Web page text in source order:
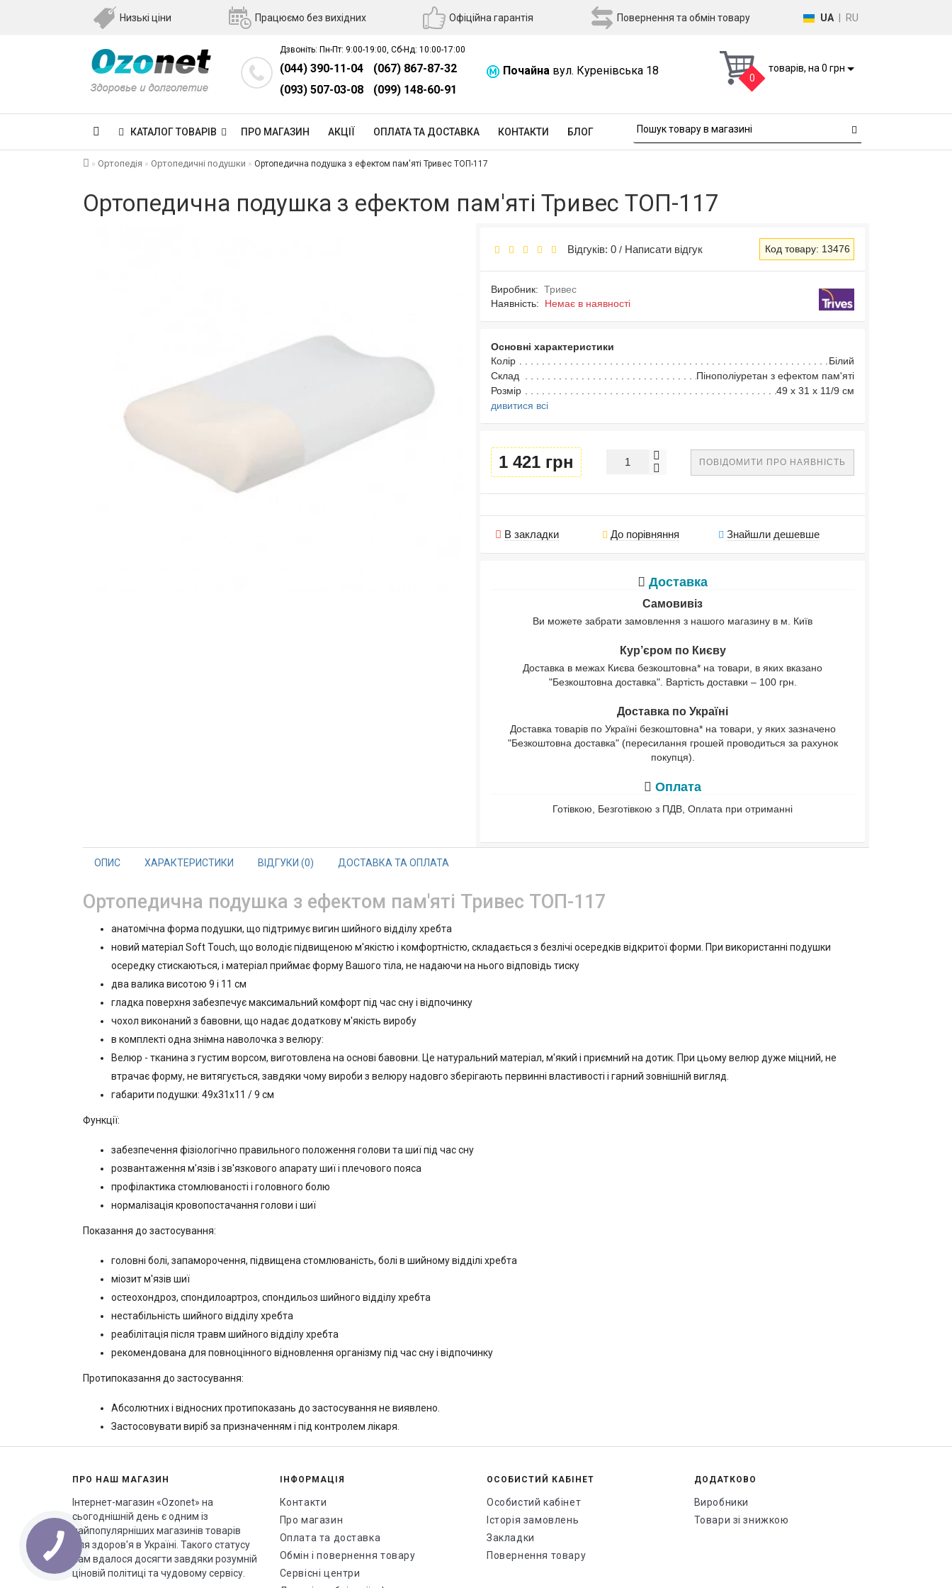
Низькі ціни Працюємо без вихідних Офіційна гарантія Повернення та обмін товару UA RU
Дзвоніть: Пн-Пт: 9:00-19:00, Сб-Нд: 10:00-17:00
(044) 390-11-04
(067) 867-87-32
(093) 507-03-08
(099) 148-60-91
Почайна вул. Куренівська 18
0
товарів, на 0 грн
КАТАЛОГ ТОВАРІВ ПРО МАГАЗИН АКЦІЇ ОПЛАТА ТА ДОСТАВКА КОНТАКТИ БЛОГ
Ортопедія Ортопедичні подушки Ортопедична подушка з ефектом пам'яті Тривес ТОП-117
Ортопедична подушка з ефектом пам'яті Тривес ТОП-117
Відгуків: 0 / Написати відгук Код товару: 13476
Виробник: Тривес
Наявність: Немає в наявності
Основні характеристики
Колір
Білий
Склад
Пінополіуретан з ефектом пам'яті
Розмір
49 х 31 х 11/9 см
дивитися всі
1 421 грн ПОВІДОМИТИ ПРО НАЯВНІСТЬ
В закладки До порівняння Знайшли дешевше
Доставка
Самовивіз
Ви можете забрати замовлення з нашого магазину в м. Київ
Кур’єром по Києву
Доставка в межах Києва безкоштовна* на товари, в яких вказано
"Безкоштовна доставка". Вартість доставки – 100 грн.
Доставка по Україні
Доставка товарів по Україні безкоштовна* на товари, у яких зазначено
"Безкоштовна доставка" (пересилання грошей проводиться за рахунок
покупця).
Оплата
Готівкою, Безготівкою з ПДВ, Оплата при отриманні
ОПИС ХАРАКТЕРИСТИКИ ВІДГУКИ (0) ДОСТАВКА ТА ОПЛАТА
Ортопедична подушка з ефектом пам'яті Тривес ТОП-117
анатомічна форма подушки, що підтримує вигин шийного відділу хребта
новий матеріал Soft Touch, що володіє підвищеною м'якістю і комфортністю, складається з безлічі осередків відкритої форми. При використанні подушки
осередку стискаються, і матеріал приймає форму Вашого тіла, не надаючи на нього відповідь тиску
два валика висотою 9 і 11 см
гладка поверхня забезпечує максимальний комфорт під час сну і відпочинку
чохол виконаний з бавовни, що надає додаткову м'якість виробу
в комплекті одна знімна наволочка з велюру:
Велюр - тканина з густим ворсом, виготовлена на основі бавовни. Це натуральний матеріал, м'який і приємний на дотик. При цьому велюр дуже міцний, не
втрачає форму, не витягується, завдяки чому вироби з велюру надовго зберігають первинні властивості і гарний зовнішній вигляд.
габарити подушки: 49х31х11 / 9 см
Функції:
забезпечення фізіологічно правильного положення голови та шиї під час сну
розвантаження м'язів і зв'язкового апарату шиї і плечового пояса
профілактика стомлюваності і головного болю
нормалізація кровопостачання голови і шиї
Показання до застосування:
головні болі, запаморочення, підвищена стомлюваність, болі в шийному відділі хребта
міозит м'язів шиї
остеохондроз, спондилоартроз, спондильоз шийного відділу хребта
нестабільність шийного відділу хребта
реабілітація після травм шийного відділу хребта
рекомендована для повноцінного відновлення організму під час сну і відпочинку
Протипоказання до застосування:
Абсолютних і відносних протипоказань до застосування не виявлено.
Застосовувати виріб за призначенням і під контролем лікаря.
ПРО НАШ МАГАЗИН
Інтернет-магазин «Ozonet» на
сьогоднішній день є одним із
найпопулярніших магазинів товарів
для здоров'я в Україні. Такого статусу
нам вдалося досягти завдяки розумній
ціновій політиці та чудовому сервісу.
ІНФОРМАЦІЯ
Контакти
Про магазин
Оплата та доставка
Обмін і повернення товару
Сервісні центри
ОСОБИСТИЙ КАБІНЕТ
Особистий кабінет
Історія замовлень
Закладки
Повернення товару
ДОДАТКОВО
Виробники
Товари зі знижкою